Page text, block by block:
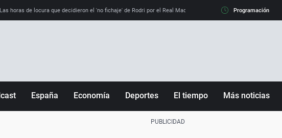
Las horas de locura que decidieron el 'no fichaje' de Rodri por el Real Madrid y su 'sí' al Barça La llamada
Programación
España Economía Deportes El tiempo Más noticias